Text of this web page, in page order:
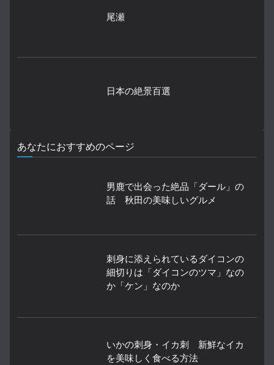
尾瀬
日本の絶景百選
あなたにおすすめのページ
男鹿で出会った絶品「ダール」の
話 秋田の美味しいグルメ
刺身に添えられているダイコンの
細切りは「ダイコンのツマ」なの
か「ケン」なのか
いかの刺身・イカ刺 新鮮なイカ
を美味しく食べる方法